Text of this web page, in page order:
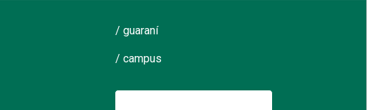
/ guaraní
/ campus
Buscar: